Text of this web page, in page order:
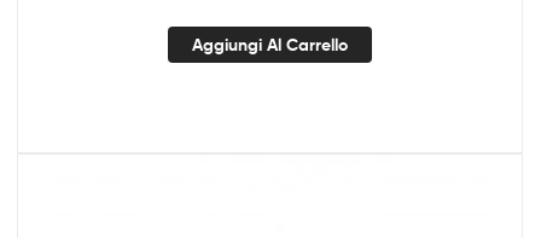
Aggiungi Al Carrello